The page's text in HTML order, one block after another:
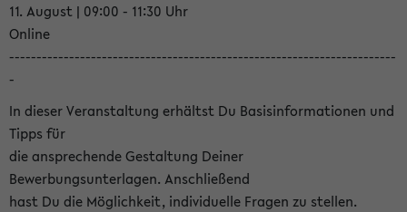
11. August | 09:00 - 11:30 Uhr
Online
-----------------------------------------------------------------------
-
In dieser Veranstaltung erhältst Du Basisinformationen und
Tipps für
die ansprechende Gestaltung Deiner
Bewerbungsunterlagen. Anschließend
hast Du die Möglichkeit, individuelle Fragen zu stellen.